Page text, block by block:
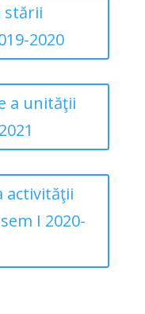
stării
2020
a unităţii
activităţii
I 2020-